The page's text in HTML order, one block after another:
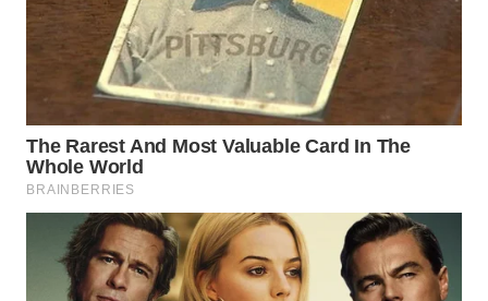
WN
SUMSEL
WN
BENGKULU
WN
LAMPUNG
WN